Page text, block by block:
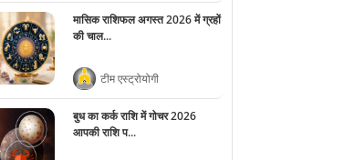
मासिक राशिफल अगस्त 2026 में ग्रहों
की चाल...
टीम एस्ट्रोयोगी
बुध का कर्क राशि में गोचर 2026
आपकी राशि प...